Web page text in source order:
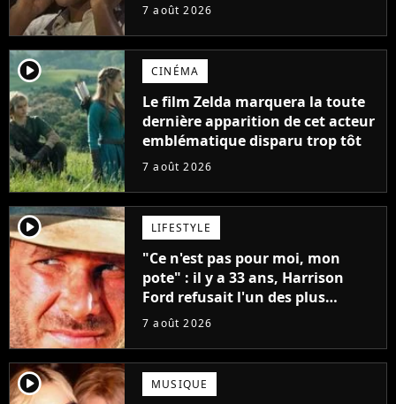
7 août 2026
player2 CINÉMA
Le film Zelda marquera la toute
dernière apparition de cet acteur
emblématique disparu trop tôt
7 août 2026
player2 LIFESTYLE
"Ce n'est pas pour moi, mon
pote" : il y a 33 ans, Harrison
Ford refusait l'un des plus
grands succès de tous les temps
7 août 2026
player2 MUSIQUE